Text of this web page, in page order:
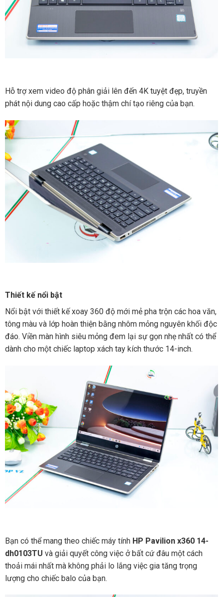
Hỗ trợ xem video độ phân giải lên đến 4K tuyệt đẹp, truyền
phát nội dung cao cấp hoặc thậm chí tạo riêng của bạn.
Thiết kế nổi bật
Nổi bật với thiết kế xoay 360 độ mới mẻ pha trộn các hoa văn,
tông màu và lớp hoàn thiện bằng nhôm mỏng nguyên khối độc
đáo. Viền màn hình siêu mỏng đem lại sự gọn nhẹ nhất có thể
dành cho một chiếc laptop xách tay kích thước 14-inch.
Bạn có thể mang theo chiếc máy tính HP Pavilion x360 14-
dh0103TU và giải quyết công việc ở bất cứ đâu một cách
thoải mái nhất mà không phải lo lắng việc gia tăng trọng
lượng cho chiếc balo của bạn.